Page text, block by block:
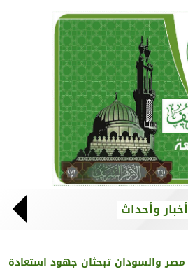
أخبار وأحداث
مصر والسودان تبحثان جهود استعادة